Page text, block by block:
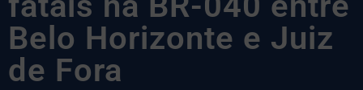
Belo Horizonte e Juiz
de Fora